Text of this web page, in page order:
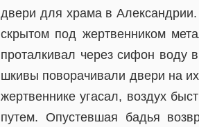
двери для храма в
скрытом под жертвенником
проталкивал через сифон
шкивы поворачивали двери на
жертвеннике угасал, воздух
путем. Опустевшая бадья